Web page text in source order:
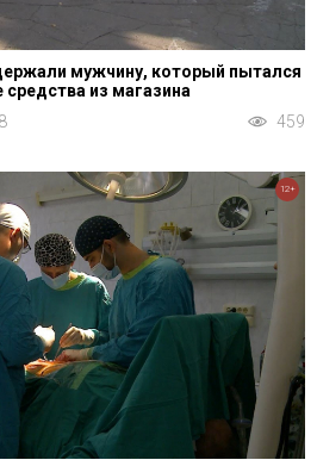
мужчину, который пытался
средства из магазина
459
12+